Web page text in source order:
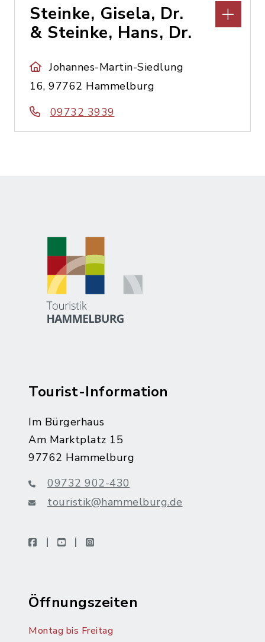
Steinke, Gisela, Dr.
& Steinke, Hans, Dr.
Johannes-Martin-Siedlung
16, 97762 Hammelburg
09732 3939
Tourist-Information
Im Bürgerhaus
Am Marktplatz 15
97762 Hammelburg
09732 902-430
touristik@hammelburg.de
facebookyoutubeinstagram
Öffnungszeiten
Montag bis Freitag